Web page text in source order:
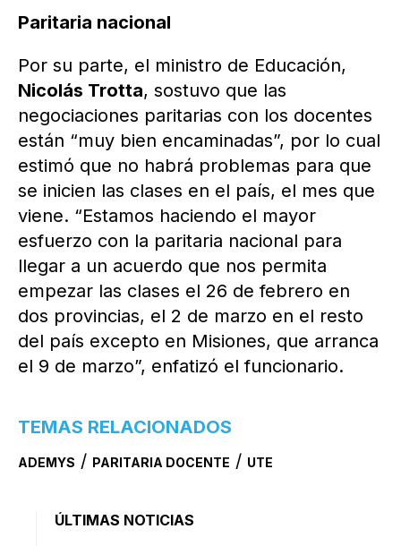
Paritaria nacional
Por su parte, el ministro de Educación,
Nicolás Trotta, sostuvo que las
negociaciones paritarias con los docentes
están “muy bien encaminadas”, por lo cual
estimó que no habrá problemas para que
se inicien las clases en el país, el mes que
viene. “Estamos haciendo el mayor
esfuerzo con la paritaria nacional para
llegar a un acuerdo que nos permita
empezar las clases el 26 de febrero en
dos provincias, el 2 de marzo en el resto
del país excepto en Misiones, que arranca
el 9 de marzo”, enfatizó el funcionario.
TEMAS RELACIONADOS
ADEMYS / PARITARIA DOCENTE / UTE
ÚLTIMAS NOTICIAS